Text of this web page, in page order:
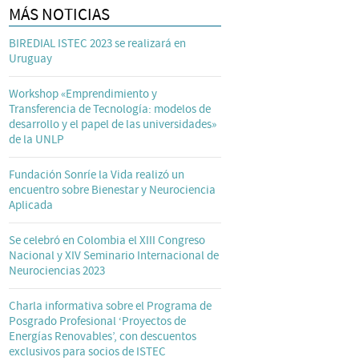
MÁS NOTICIAS
BIREDIAL ISTEC 2023 se realizará en
Uruguay
Workshop «Emprendimiento y
Transferencia de Tecnología: modelos de
desarrollo y el papel de las universidades»
de la UNLP
Fundación Sonríe la Vida realizó un
encuentro sobre Bienestar y Neurociencia
Aplicada
Se celebró en Colombia el XIII Congreso
Nacional y XIV Seminario Internacional de
Neurociencias 2023
Charla informativa sobre el Programa de
Posgrado Profesional ‘Proyectos de
Energías Renovables’, con descuentos
exclusivos para socios de ISTEC